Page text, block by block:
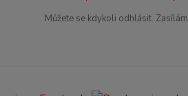
Můžete se kdykoli odhlásit.